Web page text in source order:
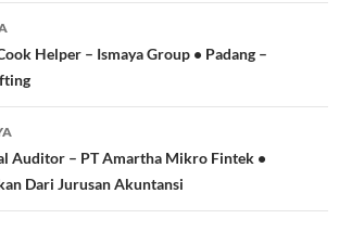
Helper – Ismaya Group • Padang –
Auditor – PT Amartha Mikro Fintek •
Dari Jurusan Akuntansi